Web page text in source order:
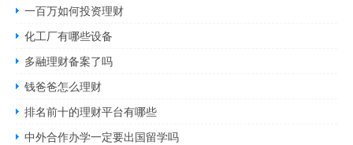
一百万如何投资理财
化工厂有哪些设备
多融理财备案了吗
钱爸爸怎么理财
排名前十的理财平台有哪些
中外合作办学一定要出国留学吗